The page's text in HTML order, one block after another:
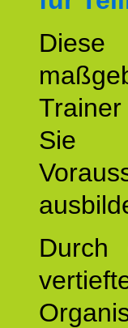
Sie
Durch